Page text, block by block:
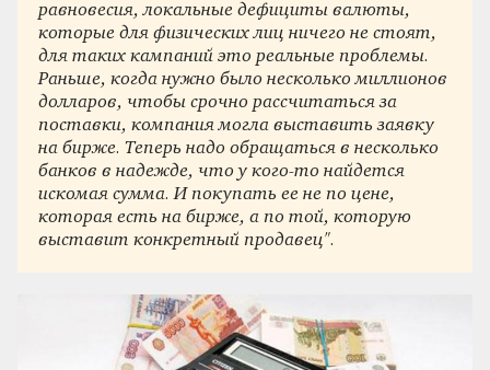
равновесия, локальные дефициты валюты,
которые для физических лиц ничего не стоят,
для таких кампаний это реальные проблемы.
Раньше, когда нужно было несколько миллионов
долларов, чтобы срочно рассчитаться за
поставки, компания могла выставить заявку
на бирже. Теперь надо обращаться в несколько
банков в надежде, что у кого-то найдется
искомая сумма. И покупать ее не по цене,
которая есть на бирже, а по той, которую
выставит конкретный продавец".